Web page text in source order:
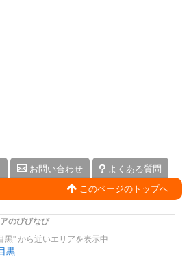
お問い合わせ
よくある質問
このページのトップへ
のびびなび
黒" から近いエリアを表示中
黒